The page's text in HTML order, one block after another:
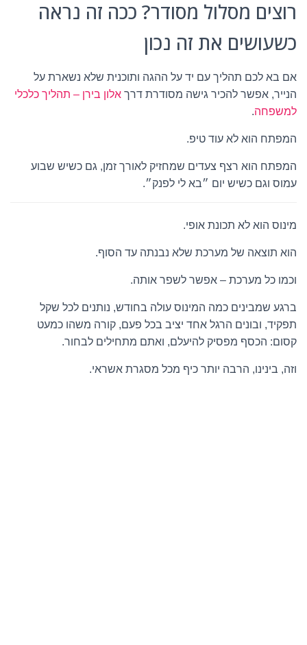
רוצים מסלול מסודר? ככה זה נראה
כשעושים את זה נכון
אם בא לכם תהליך עם יד על ההגה ותוכנית שלא נשארת על
הנייר, אפשר להכיר גישה מסודרת דרך אלון בירן – תהליך כלכלי
למשפחה.
המפתח הוא לא עוד טיפ.
המפתח הוא רצף צעדים שמחזיק לאורך זמן, גם כשיש שבוע
עמוס וגם כשיש יום ״בא לי לפנק״.
מינוס הוא לא תכונת אופי.
הוא תוצאה של מערכת שלא נבנתה עד הסוף.
וכמו כל מערכת – אפשר לשפר אותה.
ברגע שמבינים כמה המינוס עולה בחודש, נותנים לכל שקל
תפקיד, ובונים הרגל אחד יציב בכל פעם, קורה משהו כמעט
קסום: הכסף מפסיק להיעלם, ואתם מתחילים לבחור.
וזה, בינינו, הרבה יותר כיף מכל מסגרת אשראי.